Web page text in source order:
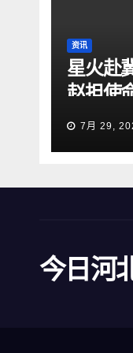
资讯
星火赴
赵担使
大学“星
7月 29,
今日河